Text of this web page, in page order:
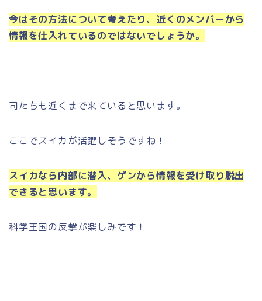
今はその方法について考えたり、近くのメンバーから
情報を仕入れているのではないでしょうか。
司たちも近くまで来ていると思います。
ここでスイカが活躍しそうですね！
スイカなら内部に潜入、ゲンから情報を受け取り脱出
できると思います。
科学王国の反撃が楽しみです！